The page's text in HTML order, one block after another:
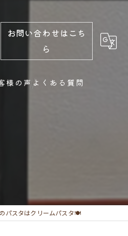
お問い合わせはこち
ら
様の声 よくある質問
パスタはクリームパスタ🍽